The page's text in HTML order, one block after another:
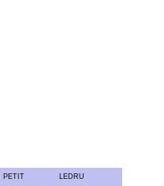
PETIT
LEDRU